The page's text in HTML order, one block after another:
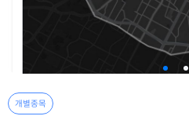
개별종목